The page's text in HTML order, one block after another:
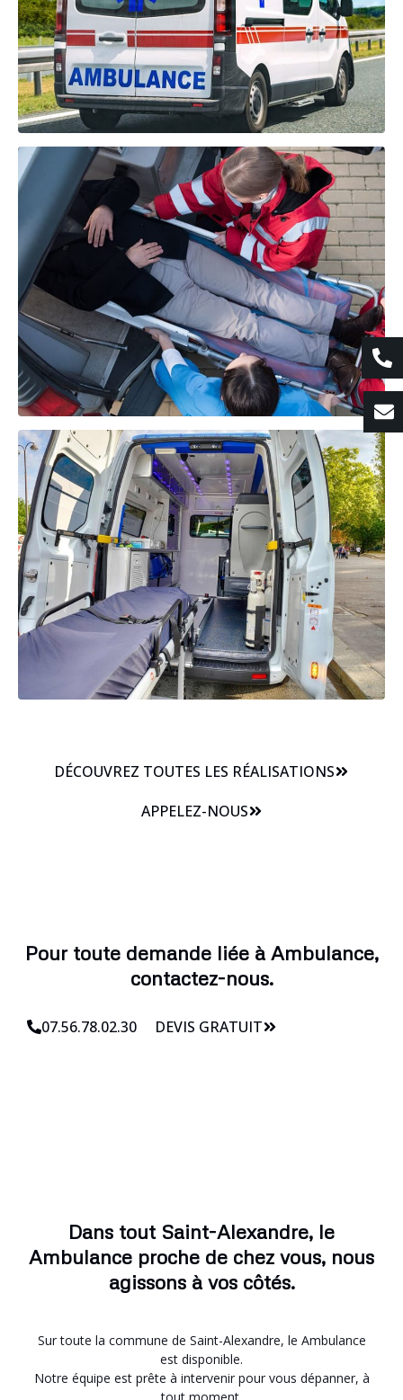
DÉCOUVREZ TOUTES LES RÉALISATIONS
APPELEZ-NOUS
Pour toute demande liée à Ambulance,
contactez-nous.
07.56.78.02.30 DEVIS GRATUIT
Dans tout Saint-Alexandre, le
Ambulance proche de chez vous, nous
agissons à vos côtés.
Sur toute la commune de Saint-Alexandre, le Ambulance
est disponible.
Notre équipe est prête à intervenir pour vous dépanner, à
tout moment.